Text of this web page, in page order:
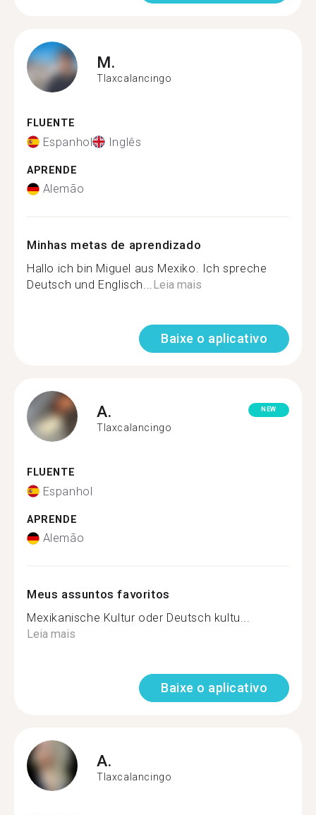
M.
Tlaxcalancingo
FLUENTE
Espanhol Inglês
APRENDE
Alemão
Minhas metas de aprendizado
Hallo ich bin Miguel aus Mexiko. Ich spreche
Deutsch und Englisch...Leia mais
Baixe o aplicativo
A.
Tlaxcalancingo
NEW
FLUENTE
Espanhol
APRENDE
Alemão
Meus assuntos favoritos
Mexikanische Kultur oder Deutsch kultu...
Leia mais
Baixe o aplicativo
A.
Tlaxcalancingo